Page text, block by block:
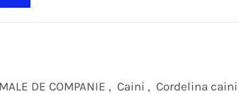
DE COMPANIE , Caini , Cordelina caini